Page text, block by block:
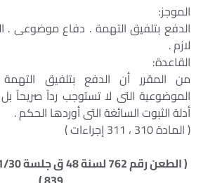
الموجز:
الدفع بتلفيق التهمة . دفاع موضوعى .
لازم .
القاعدة:
من المقرر أن الدفع بتلفيق
الموضوعية التى لا تستوجب رداً صريحاً
أدلة الثبوت السائغة التى أوردها الحكم .
( المادة 310 ، 311 إجراءات )